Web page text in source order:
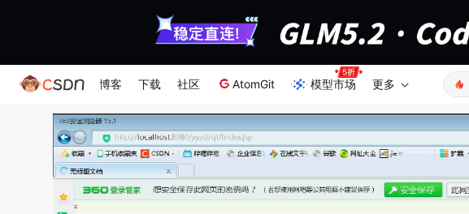
博客 下载 社区 AtomGit 模型市场 更多